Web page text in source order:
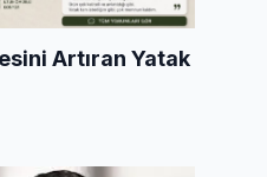
Artıran Yatak